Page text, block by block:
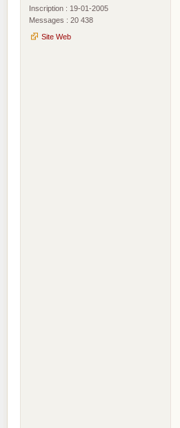
Inscription : 19-01-2005
Messages : 20 438
Site Web